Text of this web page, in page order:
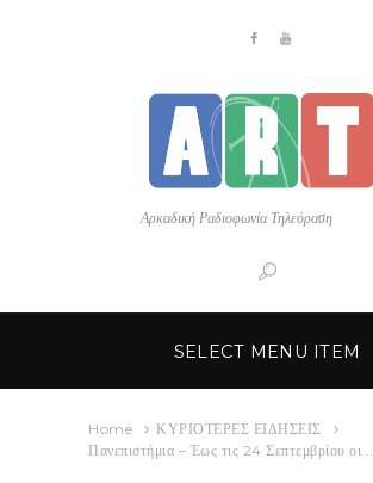
Αρκαδική Ραδιοφωνία Τηλεόραση
SELECT MENU ITEM
Home
ΚΥΡΙΟΤΕΡΕΣ ΕΙΔΗΣΕΙΣ
Πανεπιστήμια – Έως τις 24 Σεπτεμβρίου οι...